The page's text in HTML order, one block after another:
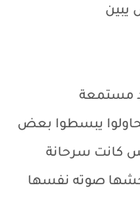
يبين
مستمعة
يبسطوا بعض
كانت سرحانة
صوته نفسها